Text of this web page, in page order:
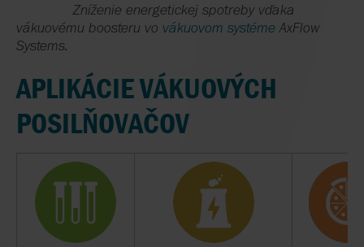
Zníženie energetickej spotreby vďaka
vákuovému boosteru vo vákuovom systémeAxFlow
Systems.
APLIKÁCIE VÁKUOVÝCH
POSILŇOVAČOV